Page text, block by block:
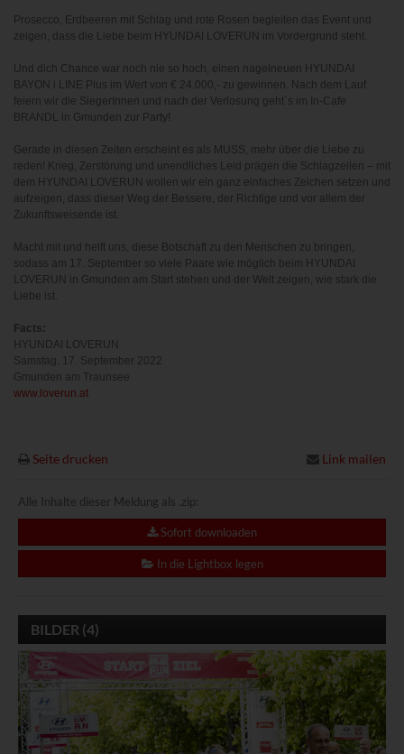
Prosecco, Erdbeeren mit Schlag und rote Rosen begleiten das Event und
zeigen, dass die Liebe beim HYUNDAI LOVERUN im Vordergrund steht.
Und dich Chance war noch nie so hoch, einen nagelneuen HYUNDAI
BAYON i LINE Plus im Wert von € 24.000,- zu gewinnen. Nach dem Lauf
feiern wir die SiegerInnen und nach der Verlosung geht´s im In-Cafe
BRANDL in Gmunden zur Party!
Gerade in diesen Zeiten erscheint es als MUSS, mehr über die Liebe zu
reden! Krieg, Zerstörung und unendliches Leid prägen die Schlagzeilen – mit
dem HYUNDAI LOVERUN wollen wir ein ganz einfaches Zeichen setzen und
aufzeigen, dass dieser Weg der Bessere, der Richtige und vor allem der
Zukunftsweisende ist.
Macht mit und helft uns, diese Botschaft zu den Menschen zu bringen,
sodass am 17. September so viele Paare wie möglich beim HYUNDAI
LOVERUN in Gmunden am Start stehen und der Welt zeigen, wie stark die
Liebe ist.
Facts:
HYUNDAI LOVERUN
Samstag, 17. September 2022
Gmunden am Traunsee
www.loverun.at
Seite drucken Link mailen
Alle Inhalte dieser Meldung als .zip:
Sofort downloaden
In die Lightbox legen
BILDER (4)
Cookies der eingeblendeten sozialen Medien werden gesetzt